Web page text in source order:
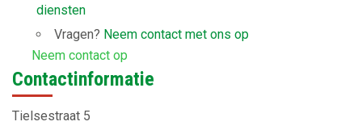
diensten
Vragen? Neem contact met ons op
Neem contact op
Contactinformatie
Tielsestraat 5